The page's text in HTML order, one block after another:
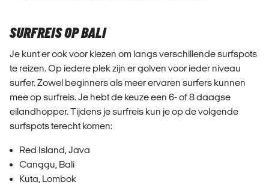
SURFREIS OP BALI
Je kunt er ook voor kiezen om langs verschillende surfspots
te reizen. Op iedere plek zijn er golven voor ieder niveau
surfer. Zowel beginners als meer ervaren surfers kunnen
mee op surfreis. Je hebt de keuze een 6- of 8 daagse
eilandhopper. Tijdens je surfreis kun je op de volgende
surfspots terecht komen:
Red Island, Java
Canggu, Bali
Kuta, Lombok